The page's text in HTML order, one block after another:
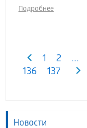
Новости
Подробнее
1 2 ...
136
137